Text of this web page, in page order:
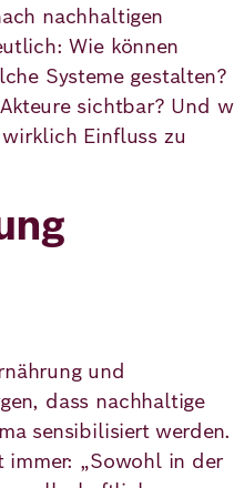
nachhaltigen
Wie können
Systeme gestalten?
sichtbar? Und
Einfluss zu
und
dass nachhaltige
sensibilisiert werden.
immer: „Sowohl in der